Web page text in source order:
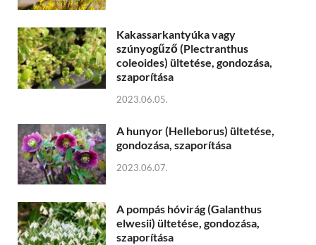
Kakassarkantyúka vagy
szúnyogűző (Plectranthus
coleoides) ültetése, gondozása,
szaporítása
2023.06.05.
A hunyor (Helleborus) ültetése,
gondozása, szaporítása
2023.06.07.
A pompás hóvirág (Galanthus
elwesii) ültetése, gondozása,
szaporítása